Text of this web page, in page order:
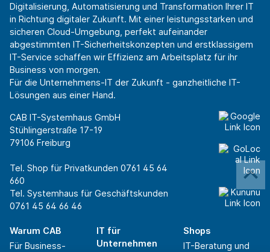
Digitalisierung, Automatisierung und Transformation Ihrer IT
in Richtung digitaler Zukunft. Mit einer leistungsstarken und
sicheren Cloud-Umgebung, perfekt aufeinander
abgestimmten IT-Sicherheitskonzepten und erstklassigem
IT-Service schaffen wir Effizienz am Arbeitsplatz für ihr
Business von morgen.
Für die Unternehmens-IT der Zukunft - ganzheitliche IT-
Lösungen aus einer Hand.
CAB IT-Systemhaus GmbH
Stühlingerstraße 17-19
79106 Freiburg
Tel. Shop für Privatkunden 0761 45 64
660
Tel. Systemhaus für Geschäftskunden
0761 45 64 66 46
Warum CAB
Für Business-
IT für
Unternehmen
Shops
IT-Beratung und